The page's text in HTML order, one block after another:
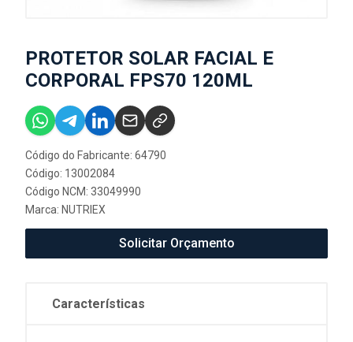
PROTETOR SOLAR FACIAL E
CORPORAL FPS70 120ML
Código do Fabricante: 64790
Código: 13002084
Código NCM: 33049990
Marca: NUTRIEX
Solicitar Orçamento
Características